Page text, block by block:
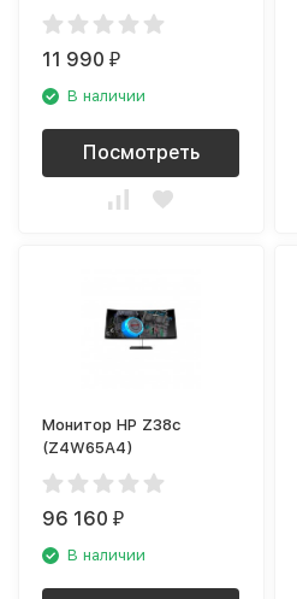
11 990₽
В наличии
Посмотреть
Монитор HP Z38c
(Z4W65A4)
96 160₽
В наличии